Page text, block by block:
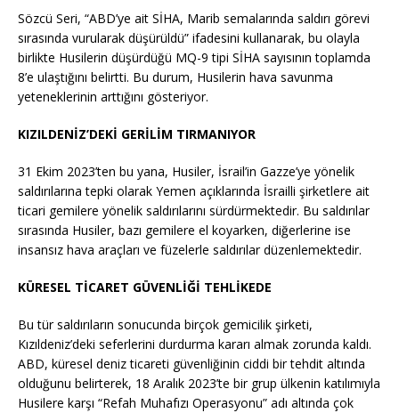
Sözcü Seri, “ABD’ye ait SİHA, Marib semalarında saldırı görevi
sırasında vurularak düşürüldü” ifadesini kullanarak, bu olayla
birlikte Husilerin düşürdüğü MQ-9 tipi SİHA sayısının toplamda
8’e ulaştığını belirtti. Bu durum, Husilerin hava savunma
yeteneklerinin arttığını gösteriyor.
KIZILDENİZ’DEKİ GERİLİM TIRMANIYOR
31 Ekim 2023’ten bu yana, Husiler, İsrail’in Gazze’ye yönelik
saldırılarına tepki olarak Yemen açıklarında İsrailli şirketlere ait
ticari gemilere yönelik saldırılarını sürdürmektedir. Bu saldırılar
sırasında Husiler, bazı gemilere el koyarken, diğerlerine ise
insansız hava araçları ve füzelerle saldırılar düzenlemektedir.
KÜRESEL TİCARET GÜVENLİĞİ TEHLİKEDE
Bu tür saldırıların sonucunda birçok gemicilik şirketi,
Kızıldeniz’deki seferlerini durdurma kararı almak zorunda kaldı.
ABD, küresel deniz ticareti güvenliğinin ciddi bir tehdit altında
olduğunu belirterek, 18 Aralık 2023’te bir grup ülkenin katılımıyla
Husilere karşı “Refah Muhafızı Operasyonu” adı altında çok